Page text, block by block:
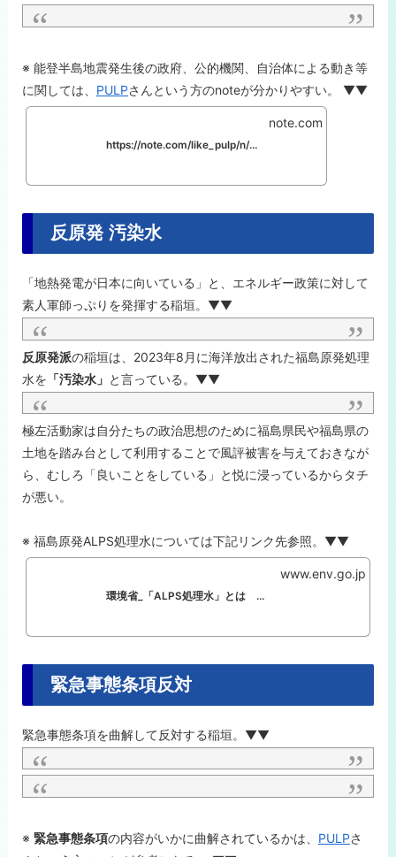
※ 能登半島地震発生後の政府、公的機関、自治体による動き等
に関しては、 PULPさんという方のnoteが分かりやすい。 ▼▼
https://note.com/like_pulp/n/nd147135b53ad
note.com
反原発 汚染水
「地熱発電が日本に向いている」と、エネルギー政策に対して
素人軍師っぷりを発揮する稲垣。▼▼
反原発派の稲垣は、2023年8月に海洋放出された福島原発処理
水を 「汚染水」 と言っている。▼▼
極左活動家は自分たちの政治思想のために福島県民や福島県の
土地を踏み台として利用することで風評被害を与えておきなが
ら、むしろ「良いことをしている」と悦に浸っているからタチ
が悪い。
※ 福島原発ALPS処理水については下記リンク先参照。▼▼
環境省_「ALPS処理水」とは ～汚染水の浄化処理～
www.env.go.jp
緊急事態条項反対
緊急事態条項を曲解して反対する稲垣。▼▼
※ 緊急事態条項の内容がいかに曲解されているかは、 PULPさ